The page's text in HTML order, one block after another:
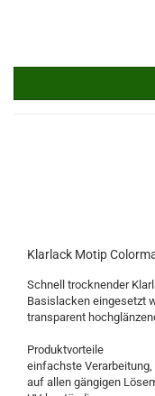
Klarlack Motip
Schnell trocknender
Basislacken eingesetzt
transparent
Produktvorteile
einfachste Verarbeitung,
auf allen gängigen